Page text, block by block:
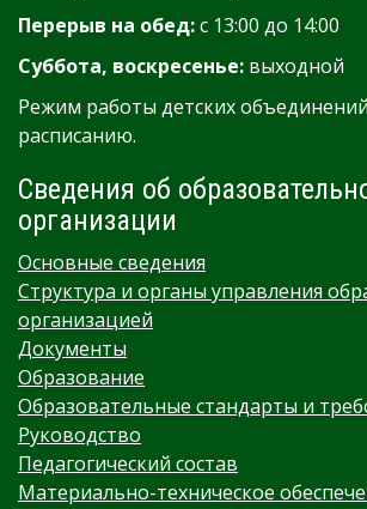
Перерыв на обед:с 13:00 до 14:00
Суббота, воскресенье: выходной
Режим работы детских
расписанию.
Сведения об
организации
Основные сведения
Структура и органы управления
организацией
Документы
Образование
Образовательные стандарты и
Руководство
Педагогический состав
Материально-техническое